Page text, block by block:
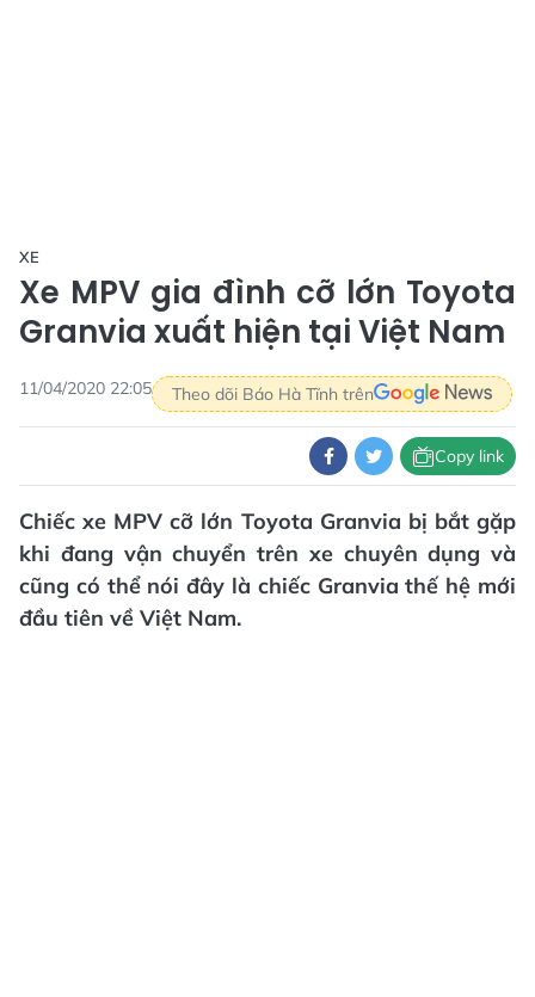
XE
Xe MPV gia đình cỡ lớn Toyota
Granvia xuất hiện tại Việt Nam
11/04/2020 22:05 Theo dõi Báo Hà Tĩnh trên
Copy link
Chiếc xe MPV cỡ lớn Toyota Granvia bị bắt gặp
khi đang vận chuyển trên xe chuyên dụng và
cũng có thể nói đây là chiếc Granvia thế hệ mới
đầu tiên về Việt Nam.​